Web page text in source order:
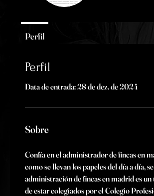
Perfil
Data de entrada: 28 de dez. de 2024
Sobre
Confía en el administrador de fincas en
como se llevan los papeles del día a día,
administración de fincas en madrid es
de estar colegiados por el Colegio
Perfil